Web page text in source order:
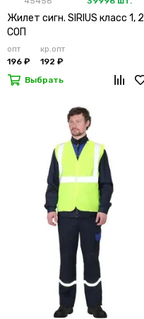
Жилет сигн. SIRIUS класс 1, 2
СОП
опт
196 ₽
кр.опт
192 ₽
Выбрать